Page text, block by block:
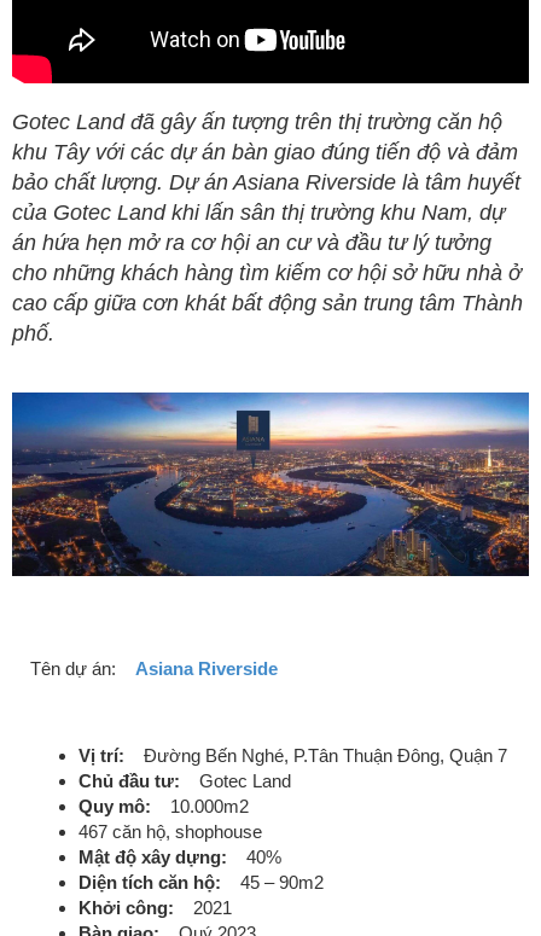
Gotec Land đã gây ấn tượng trên thị trường căn hộ
khu Tây với các dự án bàn giao đúng tiến độ và đảm
bảo chất lượng. Dự án Asiana Riverside là tâm huyết
của Gotec Land khi lấn sân thị trường khu Nam, dự
án hứa hẹn mở ra cơ hội an cư và đầu tư lý tưởng
cho những khách hàng tìm kiếm cơ hội sở hữu nhà ở
cao cấp giữa cơn khát bất động sản trung tâm Thành
phố.
Tên dự án: Asiana Riverside
Vị trí:
Đường Bến Nghé, P.Tân Thuận Đông, Quận 7
Chủ đầu tư: Gotec Land
Quy mô:
10.000m2
467 căn hộ, shophouse
Mật độ xây dựng:
40%
Diện tích căn hộ:
45 – 90m2
Khởi công: 2021